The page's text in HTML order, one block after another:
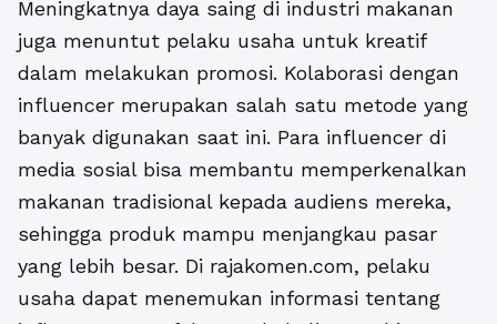
Meningkatnya daya saing di industri makanan
juga menuntut pelaku usaha untuk kreatif
dalam melakukan promosi. Kolaborasi dengan
influencer merupakan salah satu metode yang
banyak digunakan saat ini. Para influencer di
media sosial bisa membantu memperkenalkan
makanan tradisional kepada audiens mereka,
sehingga produk mampu menjangkau pasar
yang lebih besar. Di rajakomen.com, pelaku
usaha dapat menemukan informasi tentang